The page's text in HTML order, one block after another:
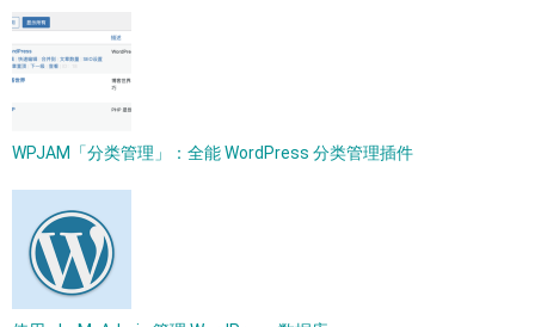
WPJAM「分类管理」：全能 WordPress 分类管理插件